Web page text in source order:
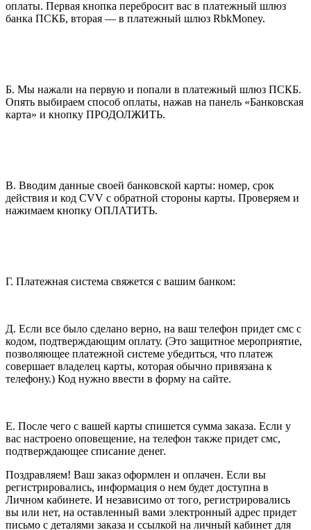
оплаты. Первая кнопка перебросит вас в платежный шлюз
банка ПСКБ, вторая — в платежный шлюз RbkMoney.
Б. Мы нажали на первую и попали в платежный шлюз ПСКБ.
Опять выбираем способ оплаты, нажав на панель «Банковская
карта» и кнопку ПРОДОЛЖИТЬ.
В. Вводим данные своей банковской карты: номер, срок
действия и код CVV с обратной стороны карты. Проверяем и
нажимаем кнопку ОПЛАТИТЬ.
Г. Платежная система свяжется с вашим банком:
Д. Если все было сделано верно, на ваш телефон придет смс с
кодом, подтверждающим оплату. (Это защитное мероприятие,
позволяющее платежной системе убедиться, что платеж
совершает владелец карты, которая обычно привязана к
телефону.) Код нужно ввести в форму на сайте.
Е. После чего с вашей карты спишется сумма заказа. Если у
вас настроено оповещение, на телефон также придет смс,
подтверждающее списание денег.
Поздравляем! Ваш заказ оформлен и оплачен. Если вы
регистрировались, информация о нем будет доступна в
Личном кабинете. И независимо от того, регистрировались
вы или нет, на оставленный вами электронный адрес придет
письмо с деталями заказа и ссылкой на личный кабинет для